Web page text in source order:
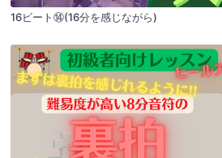
16ビート⑭(16分を感じながら)